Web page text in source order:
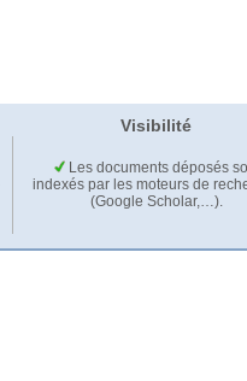
Visibilité
Les documents déposés
indexés par les moteurs de
(Google Scholar,…).